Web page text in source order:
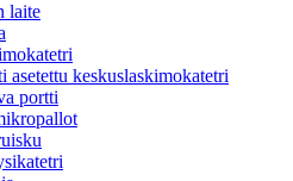
laite
asetettu keskuslaskimokatetri
portti